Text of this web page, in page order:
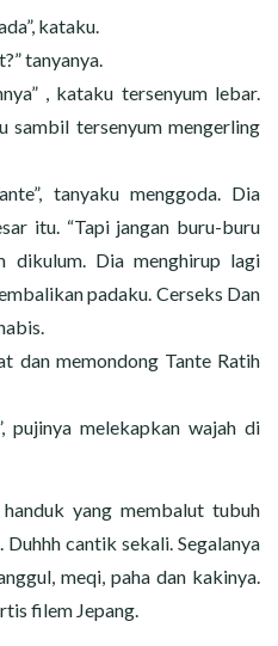
kataku.
tanyanya.
, kataku tersenyum lebar.
sambil tersenyum mengerling
tanyaku menggoda. Dia
itu. “Tapi jangan buru-buru
dikulum. Dia menghirup lagi
padaku. Cerseks Dan
dan memondong Tante Ratih
pujinya melekapkan wajah di
yang membalut tubuh
cantik sekali. Segalanya
meqi, paha dan kakinya.
filem Jepang.